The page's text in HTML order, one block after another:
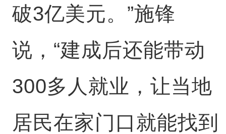
破3亿美元。”施锋
说，“建成后还能带动
300多人就业，让当地
居民在家门口就能找到